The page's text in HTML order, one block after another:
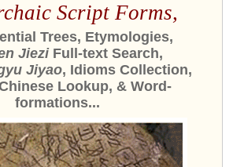
Script Forms,
Trees, Etymologies,
JieziFull-text Search,
Jiyao, Idioms Collection,
Lookup, & Word-
formations...